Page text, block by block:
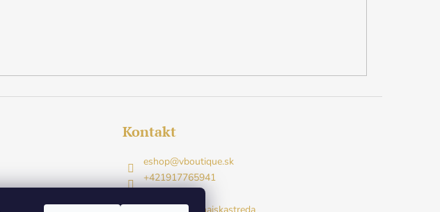
Kontakt
eshop@vboutique.sk
+421917765941
v.boutique.dunajskastreda